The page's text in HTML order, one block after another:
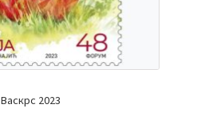
Васкрс 2023